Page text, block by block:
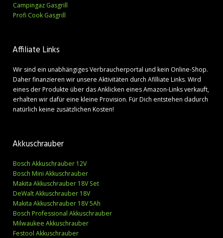
Campingaz Gasgrill
Profi Cook Gasgrill
Affiliate Links
Wir sind ein unabhängiges Verbraucherportal und kein Online-Shop.
Daher finanzieren wir unsere Aktivitäten durch Afilliate Links. Wird
eines der Produkte über das Anklicken eines Amazon-Links verkauft,
erhalten wir dafür eine kleine Provision. Für Dich entstehen dadurch
natürlich keine zusätzlichen Kosten!
Akkuschrauber
Bosch Akkuschrauber 12V
Bosch Mini Akkuschrauber
Makita Akkuschrauber 18V Set
DeWalt Akkuschrauber 18V
Makita Akkuschrauber 18V 5Ah
Bosch Professional Akkuschrauber
Milwaukee Akkuschrauber
Festool Akkuschrauber